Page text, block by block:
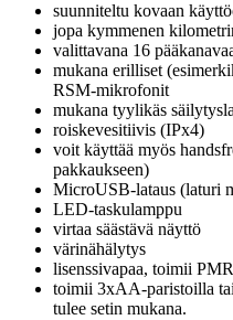
suunniteltu kovaan
jopa kymmenen
valittavana 16
mukana erilliset
RSM-mikrofonit
mukana tyylikäs
roiskevesitiivis (IPx4)
voit käyttää myös
pakkaukseen)
MicroUSB-lataus (laturi
LED-taskulamppu
virtaa säästävä näyttö
värinähälytys
lisenssivapaa, toimii
toimii 3xAA-paristoilla
tulee setin mukana.